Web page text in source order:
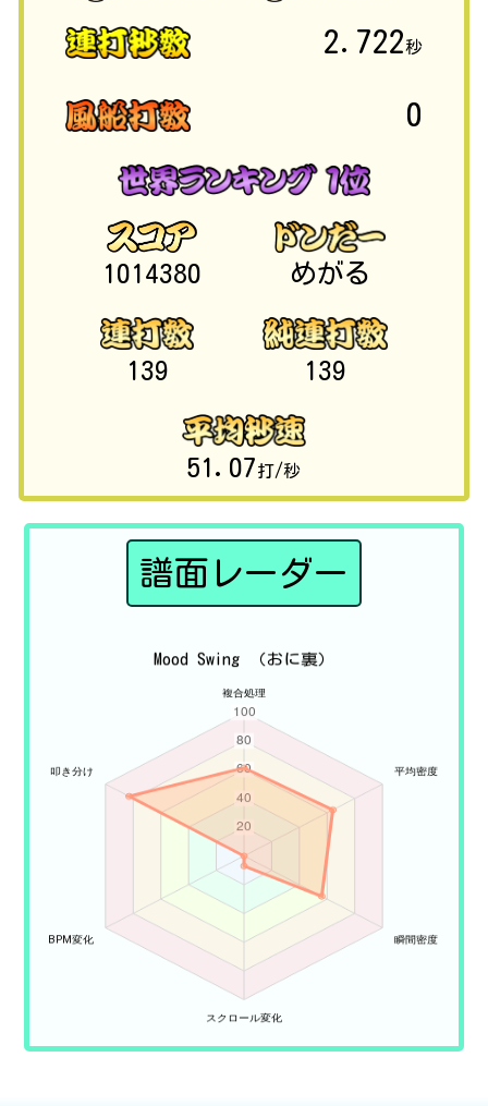
2.722秒
0
1014380 めがる
139 139
51.07打/秒
譜面レーダー